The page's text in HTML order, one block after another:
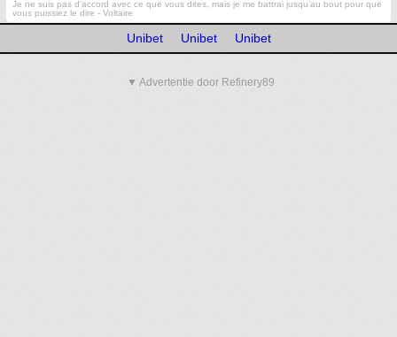
Je ne suis pas d’accord avec ce que vous dites, mais je me battrai jusqu’au bout pour que
vous puissiez le dire - Voltaire
Unibet Unibet Unibet
▼ Advertentie door Refinery89